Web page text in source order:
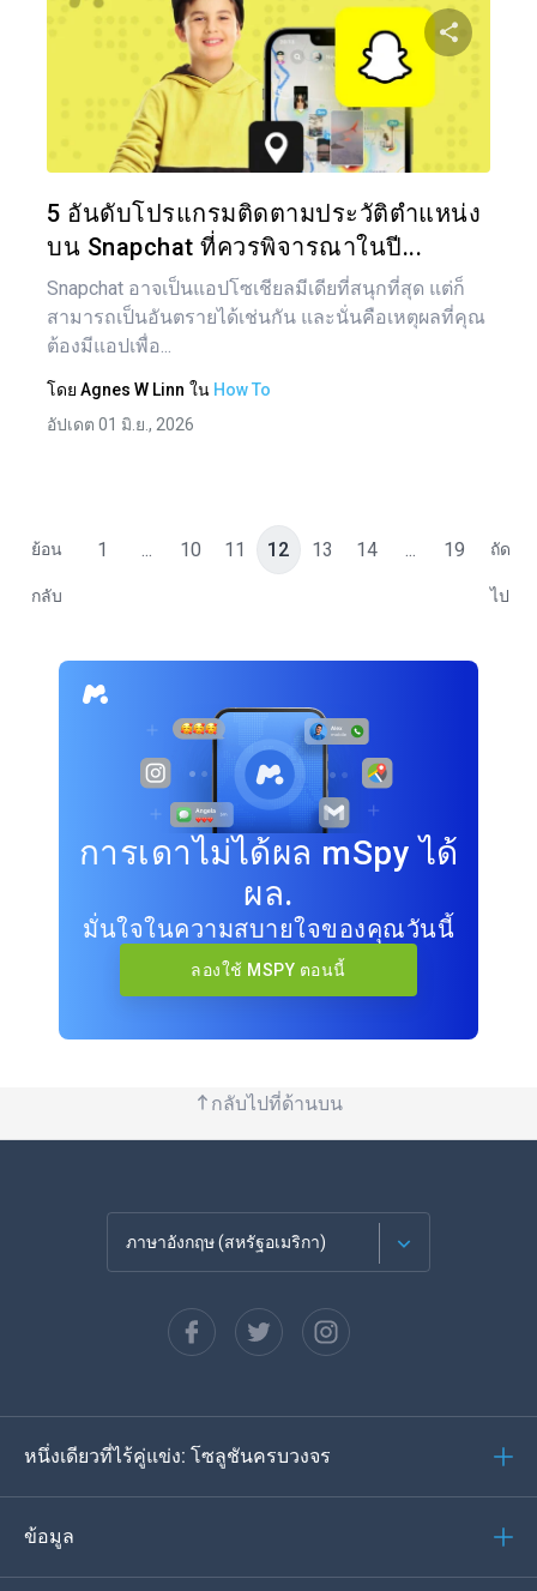
5 อันดับโปรแกรมติดตามประวัติตำแหน่ง
บน Snapchat ที่ควรพิจารณาในปี...
Snapchat อาจเป็นแอปโซเชียลมีเดียที่สนุกที่สุด แต่ก็
สามารถเป็นอันตรายได้เช่นกัน และนั่นคือเหตุผลที่คุณ
ต้องมีแอปเพื่อ...
โดย Agnes W Linn ใน How To
อัปเดต 01 มิ.ย., 2026
ย้อน
กลับ
1 ... 10 11 12 13 14 ... 19 ถัด
ไป
การเดาไม่ได้ผล mSpy ได้
ผล.
มั่นใจในความสบายใจของคุณวันนี้
ลองใช้ MSPY ตอนนี้
กลับไปที่ด้านบน
ภาษาอังกฤษ (สหรัฐอเมริกา)
Español
ภาษาเยอรมัน
โปรตุเกส
หนึ่งเดียวที่ไร้คู่แข่ง: โซลูชันครบวงจร
ข้อมูล